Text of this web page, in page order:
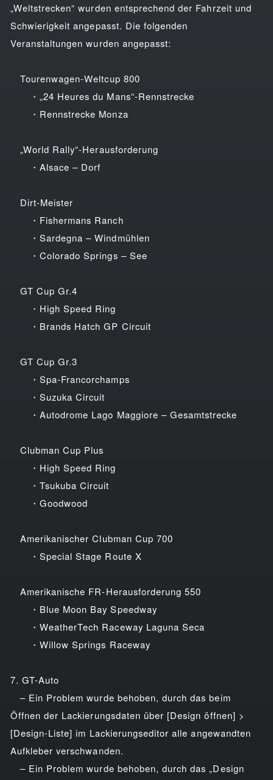
„Weltstrecken“ wurden entsprechend der Fahrzeit und
Schwierigkeit angepasst. Die folgenden
Veranstaltungen wurden angepasst:
Tourenwagen-Weltcup 800
・„24 Heures du Mans“-Rennstrecke
・Rennstrecke Monza
„World Rally“-Herausforderung
・Alsace – Dorf
Dirt-Meister
・Fishermans Ranch
・Sardegna – Windmühlen
・Colorado Springs – See
GT Cup Gr.4
・High Speed Ring
・Brands Hatch GP Circuit
GT Cup Gr.3
・Spa-Francorchamps
・Suzuka Circuit
・Autodrome Lago Maggiore – Gesamtstrecke
Clubman Cup Plus
・High Speed Ring
・Tsukuba Circuit
・Goodwood
Amerikanischer Clubman Cup 700
・Special Stage Route X
Amerikanische FR-Herausforderung 550
・Blue Moon Bay Speedway
・WeatherTech Raceway Laguna Seca
・Willow Springs Raceway
7. GT-Auto
– Ein Problem wurde behoben, durch das beim
Öffnen der Lackierungsdaten über [Design öffnen] >
[Design-Liste] im Lackierungseditor alle angewandten
Aufkleber verschwanden.
– Ein Problem wurde behoben, durch das „Design